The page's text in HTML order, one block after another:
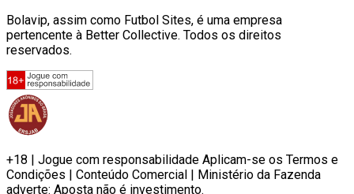
Bolavip, assim como Futbol Sites, é uma empresa
pertencente à Better Collective. Todos os direitos
reservados.
+18 | Jogue com responsabilidade Aplicam-se os Termos e
Condições | Conteúdo Comercial | Ministério da Fazenda
adverte: Aposta não é investimento.